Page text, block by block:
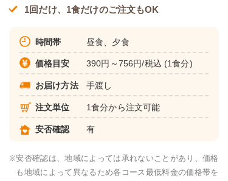
1回だけ、1食だけのご注文もOK
時間帯 昼食、夕食
価格目安 390円～756円/税込 (1食分)
お届け方法 手渡し
注文単位 1食分から注文可能
安否確認 有
※安否確認は、地域によっては承れないことがあり、価格
も地域によって異なるため各コース最低料金の価格帯を